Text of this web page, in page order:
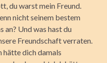
du warst mein Freund.
nicht seinem bestem
an? Und was hast du
Freundschaft verraten.
hätte dich damals